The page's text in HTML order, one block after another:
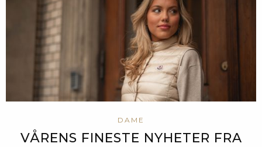
DAME
VÅRENS FINESTE NYHETER FRA